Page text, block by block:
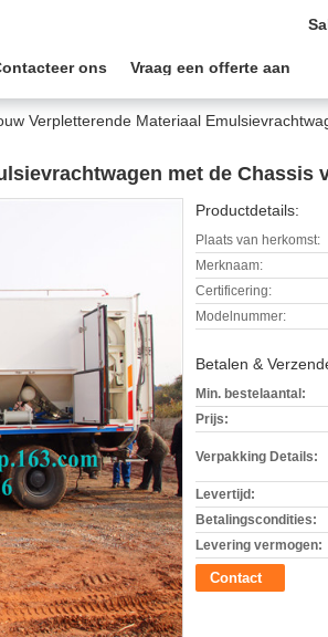
ons Vraag een offerte aan
Verpletterende Materiaal
met de Chassis
Productdetails:
Plaats van herkomst:
Merknaam:
Certificering:
Modelnummer:
Betalen &
Min. bestelaantal:
Prijs:
Verpakking Details:
Levertijd:
Betalingscondities:
Levering vermogen:
Contact